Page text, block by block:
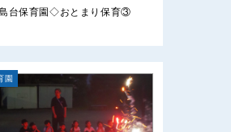
台保育園◇おとまり保育③
園